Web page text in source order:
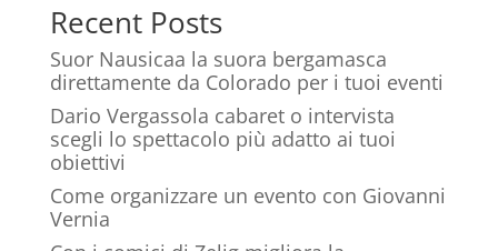
Recent Posts
Suor Nausicaa la suora bergamasca
direttamente da Colorado per i tuoi eventi
Dario Vergassola cabaret o intervista
scegli lo spettacolo più adatto ai tuoi
obiettivi
Come organizzare un evento con Giovanni
Vernia